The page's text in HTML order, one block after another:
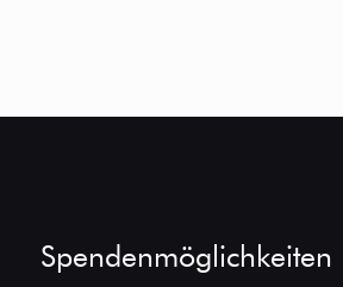
Spendenmöglichkeiten